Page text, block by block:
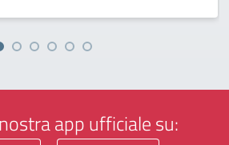
app ufficiale su: